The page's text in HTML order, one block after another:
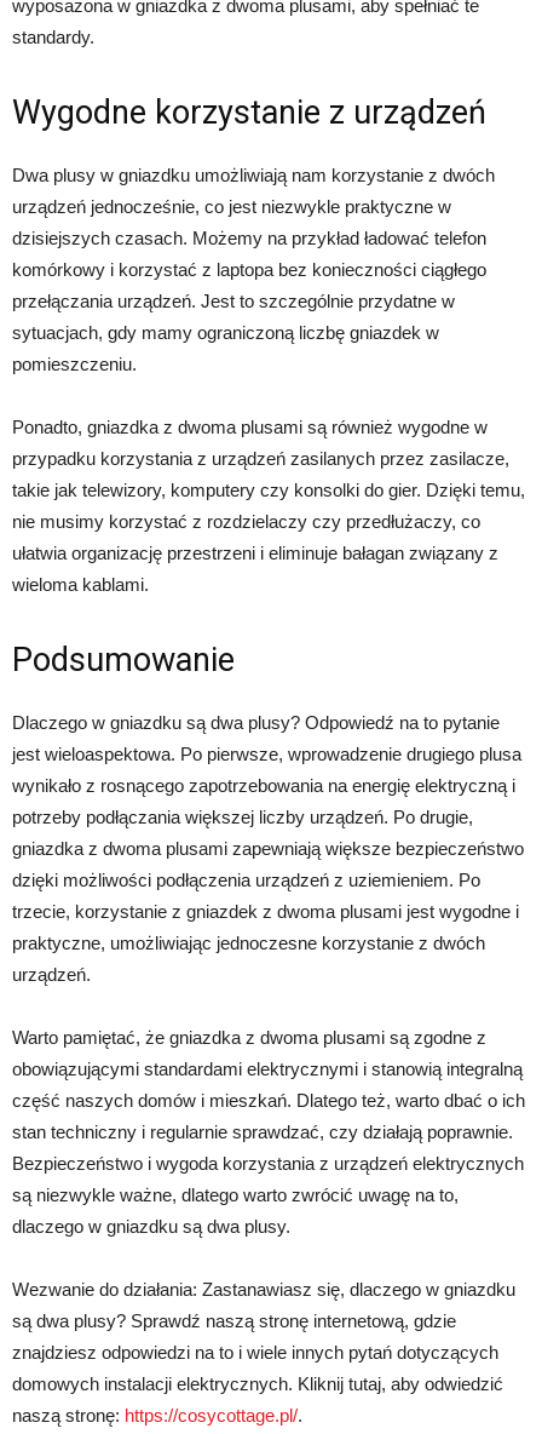
wyposażona w gniazdka z dwoma plusami, aby spełniać te
standardy.
Wygodne korzystanie z urządzeń
Dwa plusy w gniazdku umożliwiają nam korzystanie z dwóch
urządzeń jednocześnie, co jest niezwykle praktyczne w
dzisiejszych czasach. Możemy na przykład ładować telefon
komórkowy i korzystać z laptopa bez konieczności ciągłego
przełączania urządzeń. Jest to szczególnie przydatne w
sytuacjach, gdy mamy ograniczoną liczbę gniazdek w
pomieszczeniu.
Ponadto, gniazdka z dwoma plusami są również wygodne w
przypadku korzystania z urządzeń zasilanych przez zasilacze,
takie jak telewizory, komputery czy konsolki do gier. Dzięki temu,
nie musimy korzystać z rozdzielaczy czy przedłużaczy, co
ułatwia organizację przestrzeni i eliminuje bałagan związany z
wieloma kablami.
Podsumowanie
Dlaczego w gniazdku są dwa plusy? Odpowiedź na to pytanie
jest wieloaspektowa. Po pierwsze, wprowadzenie drugiego plusa
wynikało z rosnącego zapotrzebowania na energię elektryczną i
potrzeby podłączania większej liczby urządzeń. Po drugie,
gniazdka z dwoma plusami zapewniają większe bezpieczeństwo
dzięki możliwości podłączenia urządzeń z uziemieniem. Po
trzecie, korzystanie z gniazdek z dwoma plusami jest wygodne i
praktyczne, umożliwiając jednoczesne korzystanie z dwóch
urządzeń.
Warto pamiętać, że gniazdka z dwoma plusami są zgodne z
obowiązującymi standardami elektrycznymi i stanowią integralną
część naszych domów i mieszkań. Dlatego też, warto dbać o ich
stan techniczny i regularnie sprawdzać, czy działają poprawnie.
Bezpieczeństwo i wygoda korzystania z urządzeń elektrycznych
są niezwykle ważne, dlatego warto zwrócić uwagę na to,
dlaczego w gniazdku są dwa plusy.
Wezwanie do działania: Zastanawiasz się, dlaczego w gniazdku
są dwa plusy? Sprawdź naszą stronę internetową, gdzie
znajdziesz odpowiedzi na to i wiele innych pytań dotyczących
domowych instalacji elektrycznych. Kliknij tutaj, aby odwiedzić
naszą stronę: https://cosycottage.pl/.